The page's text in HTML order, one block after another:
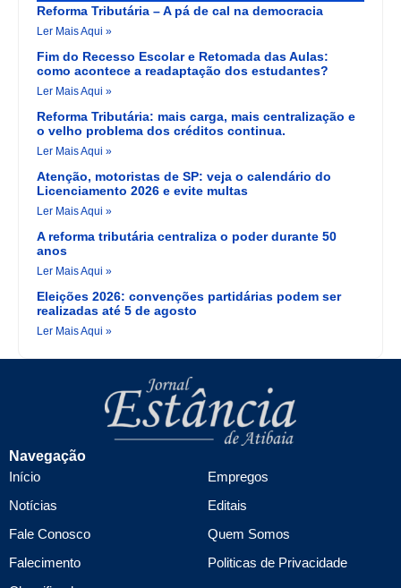
Reforma Tributária – A pá de cal na democracia
Ler Mais Aqui »
Fim do Recesso Escolar e Retomada das Aulas:
como acontece a readaptação dos estudantes?
Ler Mais Aqui »
Reforma Tributária: mais carga, mais centralização e
o velho problema dos créditos continua.
Ler Mais Aqui »
Atenção, motoristas de SP: veja o calendário do
Licenciamento 2026 e evite multas
Ler Mais Aqui »
A reforma tributária centraliza o poder durante 50
anos
Ler Mais Aqui »
Eleições 2026: convenções partidárias podem ser
realizadas até 5 de agosto
Ler Mais Aqui »
Navegação
Início
Notícias
Fale Conosco
Falecimento
Empregos
Editais
Quem Somos
Politicas de Privacidade